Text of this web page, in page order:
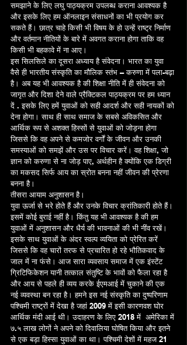
समझाने के लिए लघु पाठ्यक्रम उपलब्ध कराना आवश्यक है
और इसके लिए हम ऑनलाइन संसाधनों का भी प्रयोग कर
सकते हैं। छात्र चाहे किसी भी विषय के हो उन्हें राष्ट्र निर्माण
और वर्तमान नीतियों के बारे में अवगत कराना होगा ताकि वह
किसी भी बहकावे में ना आए।
इस सिलसिले का दूसरा अध्याय है संवेदना। भारत का युवा
वैसे ही भारतीय संस्कृति का मौलिक स्तंभ – करुणा में पला-बढ़ा
है। अब यह भी आवश्यक है की शिक्षा नीति में ही संवेदना को
जागृत और दिशा देने वाले प्रैक्टिकल पाठ्यक्रम पर हम ध्यान
दें . इसके लिए हमें युवाओं को सही आदर्श और सही नायकों को
देना होगा। साथ ही साथ समाज के सबसे अविकसित और
आर्थिक रूप से अशक्त हिस्सों से युवाओं को जोड़ना होगा
जिससे कि वह अपने से कमजोर वर्गों के जीवन और उनकी
समस्याओं को समझें और उस पर विचार करें। वह शिक्षा, जो
ज्ञान को करुणा से ना जोड़ पाए, अर्थहीन है क्योंकि एक डिग्री
का मकसद सिर्फ आय का स्रोत बनना नहीं जीवन की प्रेरणा
बनना है।
तीसरा आयाम अनुशासन है।
युवा ऊर्जा से भरे होते हैं और उनके विचार क्रांतिकारी होते हैं।
इसमें कोई बुराई नहीं है। किंतु यह भी आवश्यक है की हम
युवाओं में अनुशासन और धैर्य की भावनाओं की भी नींव रखें।
इसके साथ युवाओं के अंदर स्वल्प व्ययिता को प्रेरित करें
जिससे कि वह चारों तरफ से प्रचारित हो रहे भौतिकवाद के
जाल में ना फंसे। आज सारा व्यवसाय समाज में एक इंस्टेंट
ग्रिटिफिकेशन यानी तत्काल संतुष्टि के भावों को फैला रहा है
और आय से पहले ही व्यय करके ईएमआई में चुकाने की एक
नई व्यवस्था बन रहा है। हमने इस नई संस्कृति का दुष्परिणाम
पश्चिमी राष्ट्रों में देखा है जहां 2009 में इसी कारणवश घोर
आर्थिक मंदी आई थी। उदाहरण के लिए 2018 में  अमेरिका में
७.५ लाख लोगों ने अपने को दिवालिया घोषित किया और इतने
से एक बड़ा हिस्सा युवाओं का था। पश्चिमी देशों में महज 21